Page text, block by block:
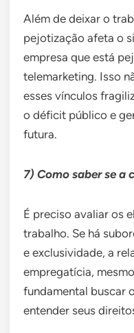
Além de deixar o
pejotização afeta o
empresa que está
telemarketing. Isso
esses vínculos
o déficit público e
futura.
7) Como saber se a
É preciso avaliar os
trabalho. Se há
e exclusividade, a
empregatícia,
fundamental buscar
entender seus